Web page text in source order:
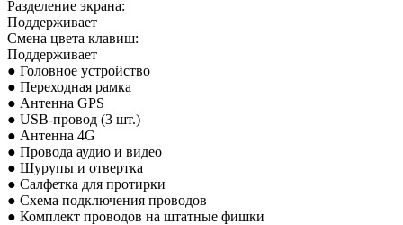
Разделение экрана:
Поддерживает
Смена цвета клавиш:
Поддерживает
● Головное устройство
● Переходная рамка
● Антенна GPS
● USB-провод (3 шт.)
● Антенна 4G
● Провода аудио и видео
● Шурупы и отвертка
● Салфетка для протирки
● Схема подключения проводов
● Комплект проводов на штатные фишки